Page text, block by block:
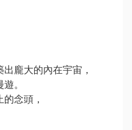
龐大的內在宇宙，
。
念頭，